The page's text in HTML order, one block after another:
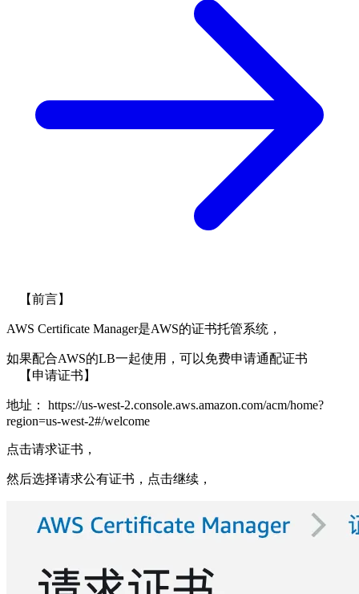
【前言】
AWS Certificate Manager是AWS的证书托管系统，
如果配合AWS的LB一起使用，可以免费申请通配证书
【申请证书】
地址： https://us-west-2.console.aws.amazon.com/acm/home?
region=us-west-2#/welcome
点击请求证书，
然后选择请求公有证书，点击继续，